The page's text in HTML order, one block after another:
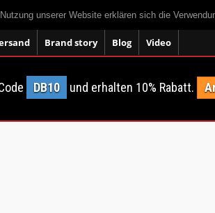
unserer Website erklären sich die
Brand story Blog Video
DB10 und erhalten 10% Rabatt.